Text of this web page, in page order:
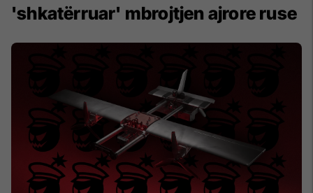
'shkatërruar' mbrojtjen ajrore ruse